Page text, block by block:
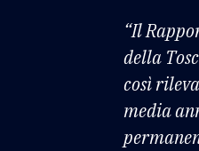
“Il
della
così
media